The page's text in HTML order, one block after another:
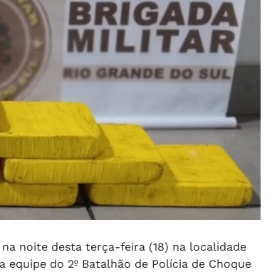
noite desta terça-feira (18) na localidade
equipe do 2º Batalhão de Polícia de Choque